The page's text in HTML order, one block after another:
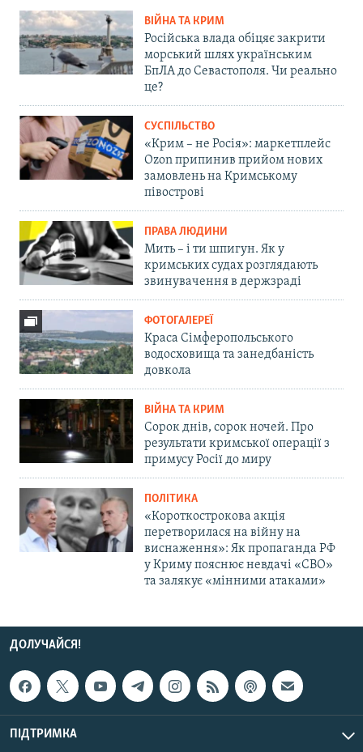
ВІЙНА ТА КРИМ
Російська влада обіцяє закрити
морський шлях українським
БпЛА до Севастополя. Чи реально
це?
СУСПІЛЬСТВО
«Крим – не Росія»: маркетплейс
Ozon припинив прийом нових
замовлень на Кримському
півострові
ПРАВА ЛЮДИНИ
Мить – і ти шпигун. Як у
кримських судах розглядають
звинувачення в держзраді
ФОТОГАЛЕРЕЇ
Краса Сімферопольського
водосховища та занедбаність
довкола
ВІЙНА ТА КРИМ
Сорок днів, сорок ночей. Про
результати кримської операції з
примусу Росії до миру
ПОЛІТИКА
«Короткострокова акція
перетворилася на війну на
виснаження»: Як пропаганда РФ
у Криму пояснює невдачі «СВО»
та залякує «мінними атаками»
ДОЛУЧАЙСЯ!
ПІДТРИМКА